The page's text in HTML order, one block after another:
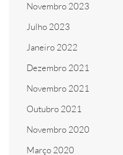
Novembro 2023
Julho 2023
Janeiro 2022
Dezembro 2021
Novembro 2021
Outubro 2021
Novembro 2020
Março 2020